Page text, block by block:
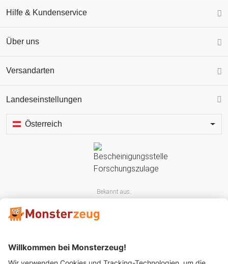
Hilfe & Kundenservice
Über uns
Versandarten
Landeseinstellungen
Österreich
Bekannt aus: